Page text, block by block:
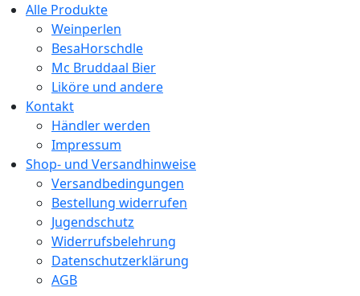
Alle Produkte
Weinperlen
BesaHorschdle
Mc Bruddaal Bier
Liköre und andere
Kontakt
Händler werden
Impressum
Shop- und Versandhinweise
Versandbedingungen
Bestellung widerrufen
Jugendschutz
Widerrufsbelehrung
Datenschutzerklärung
AGB